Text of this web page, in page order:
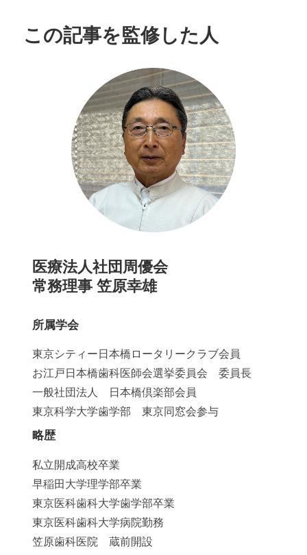
この記事を監修した人
医療法人社団周優会
常務理事 笠原幸雄
所属学会
東京シティー日本橋ロータリークラブ会員
お江戸日本橋歯科医師会選挙委員会 委員長
一般社団法人 日本橋倶楽部会員
東京科学大学歯学部 東京同窓会参与
略歴
私立開成高校卒業
早稲田大学理学部卒業
東京医科歯科大学歯学部卒業
東京医科歯科大学病院勤務
笠原歯科医院 蔵前開設